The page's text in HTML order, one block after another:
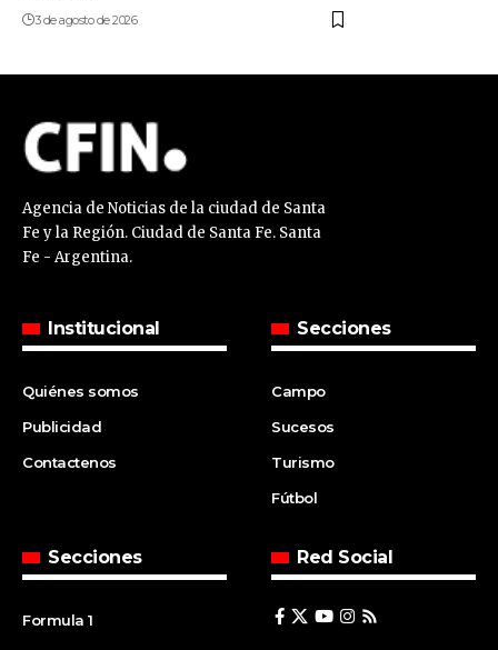
3 de agosto de 2026
Agencia de Noticias de la ciudad de Santa
Fe y la Región. Ciudad de Santa Fe. Santa
Fe - Argentina.
Institucional
Quiénes somos
Publicidad
Contactenos
Secciones
Campo
Sucesos
Turismo
Fútbol
Secciones
Formula 1
Red Social